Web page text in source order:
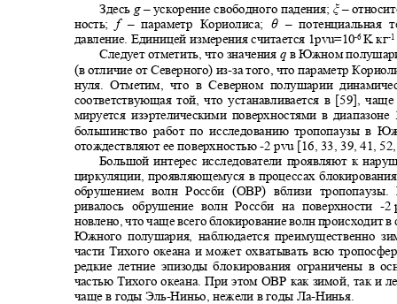
Здесь g–ускорение свободного падения; ξ–
ность;f–параметр Кориолиса;θ–потенциальная
давление. Единицей измерения считается 1pvu=10-6Kкг-
Следует отметить, что значения q в Южном
(в отличие от Северного) из-за того, что параметр
нуля. Отметим, что в Северном полушарии
соответствующая той, что устанавливается в [59], чаще
мируется изэртелическими поверхностями в
большинство работ по исследованию тропопаузы в
отождествляют ее поверхностью-2 pvu [16, 33, 39, 41,
Большой интерес исследователи проявляют к
циркуляции, проявляющемуся в процессах
обрушением волн Россби (ОВР) вблизи
ривалось обрушение волн Россби на поверхности-2
новлено, что чаще всего блокирование волн происходит
Южного полушария, наблюдается преимущественно
части Тихого океана и может охватывать всю
редкие летние эпизоды блокирования ограничены в
частью Тихого океана. При этом ОВР как зимой, так и
чаще в годы Эль-Ниньо, нежели в годы Ла-Нинья.